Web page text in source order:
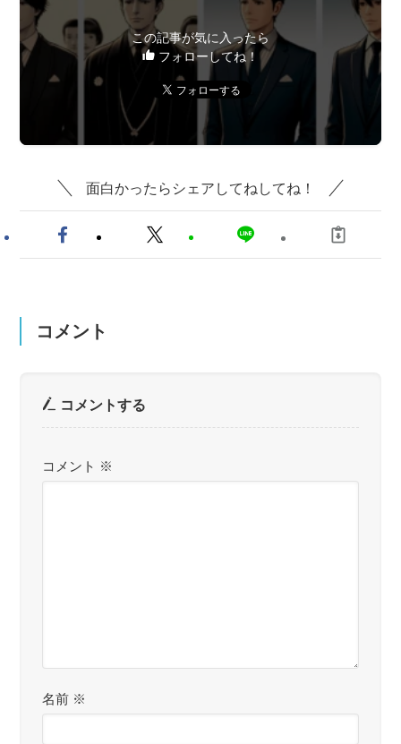
この記事が気に入ったら
フォローしてね！
面白かったらシェアしてねしてね！
コメント
コメントする
コメント ※
名前 ※